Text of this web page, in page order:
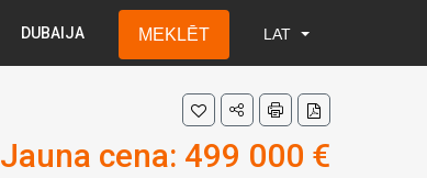
DUBAIJA MEKLĒT
LAT
LAT
ENG
Jauna cena: 499 000 €